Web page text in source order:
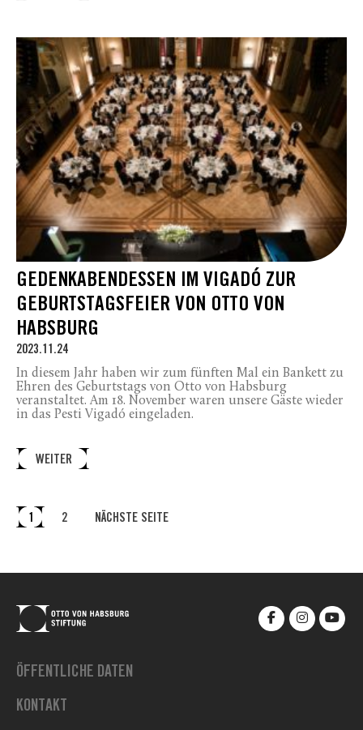
GEDENKABENDESSEN IM VIGADÓ ZUR
GEBURTSTAGSFEIER VON OTTO VON
HABSBURG
2023.11.24
In diesem Jahr haben wir zum fünften Mal ein Bankett zu
Ehren des Geburtstags von Otto von Habsburg
veranstaltet. Am 18. November waren unsere Gäste wieder
in das Pesti Vigadó eingeladen.
WEITER
1 2 NÄCHSTE SEITE
ÖFFENTLICHE DATEN
KONTAKT